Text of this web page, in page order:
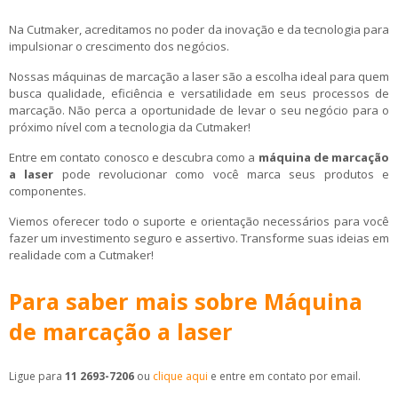
Na Cutmaker, acreditamos no poder da inovação e da tecnologia para
impulsionar o crescimento dos negócios.
Nossas máquinas de marcação a laser são a escolha ideal para quem
busca qualidade, eficiência e versatilidade em seus processos de
marcação. Não perca a oportunidade de levar o seu negócio para o
próximo nível com a tecnologia da Cutmaker!
Entre em contato conosco e descubra como a máquina de marcação
a laser pode revolucionar como você marca seus produtos e
componentes.
Viemos oferecer todo o suporte e orientação necessários para você
fazer um investimento seguro e assertivo. Transforme suas ideias em
realidade com a Cutmaker!
Para saber mais sobre Máquina
de marcação a laser
Ligue para 11 2693-7206 ou clique aqui e entre em contato por email.